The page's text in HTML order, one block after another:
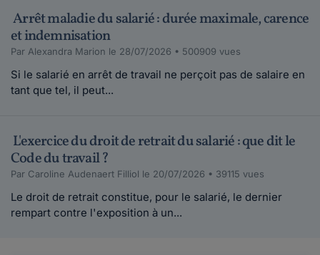
Arrêt maladie du salarié : durée maximale, carence
et indemnisation
Par Alexandra Marion le 28/07/2026 • 500909 vues
Si le salarié en arrêt de travail ne perçoit pas de salaire en
tant que tel, il peut...
L'exercice du droit de retrait du salarié : que dit le
Code du travail ?
Par Caroline Audenaert Filliol le 20/07/2026 • 39115 vues
Le droit de retrait constitue, pour le salarié, le dernier
rempart contre l'exposition à un...